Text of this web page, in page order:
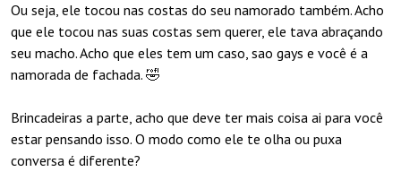
Ou seja, ele tocou nas costas do seu namorado também. Acho
que ele tocou nas suas costas sem querer, ele tava abraçando
seu macho. Acho que eles tem um caso, sao gays e você é a
namorada de fachada. 🤣
Brincadeiras a parte, acho que deve ter mais coisa ai para você
estar pensando isso. O modo como ele te olha ou puxa
conversa é diferente?